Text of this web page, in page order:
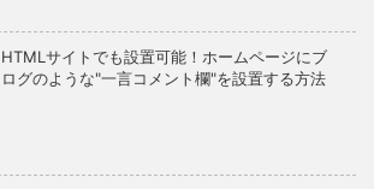
HTMLサイトでも設置可能！ホームページにブ
ログのような"一言コメント欄"を設置する方法